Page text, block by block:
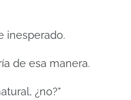
inesperado.
de esa manera.
¿no?"